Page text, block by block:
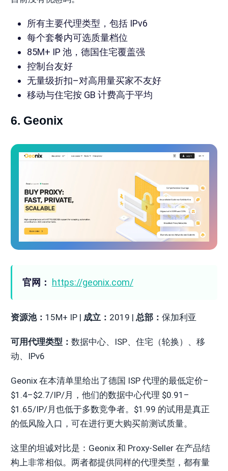
所有主要代理类型，包括 IPv6
每个套餐内可选质量档位
85M+ IP 池，德国住宅覆盖强
控制台友好
无量级折扣–对高用量买家不友好
移动与住宅按 GB 计费高于平均
6. Geonix
官网： https://geonix.com/
资源池： 15M+ IP | 成立： 2019 | 总部： 保加利亚
可用代理类型： 数据中心、ISP、住宅（轮换）、移
动、IPv6
Geonix 在本清单里给出了德国 ISP 代理的最低定价–
$1.4–$2.7/IP/月，他们的数据中心代理 $0.91–
$1.65/IP/月也低于多数竞争者。$1.99 的试用是真正
的低风险入口，可在进行更大购买前测试质量。
这里的坦诚对比是：Geonix 和 Proxy-Seller 在产品结
构上非常相似。两者都提供同样的代理类型，都有量